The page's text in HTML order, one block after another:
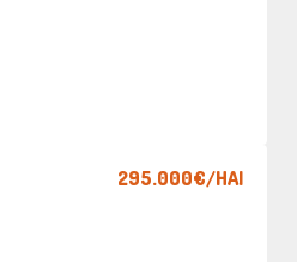
295.000€/HAI